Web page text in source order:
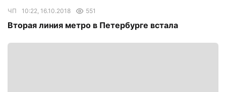
ЧП 10:22, 16.10.2018 551
Вторая линия метро в Петербурге встала